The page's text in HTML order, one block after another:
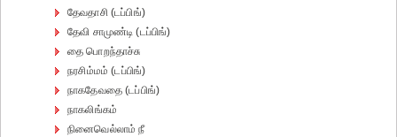
தேவதாசி (டப்பிங்)
தேவி சாமுண்டி (டப்பிங்)
தை பொறந்தாச்சு
நரசிம்மம் (டப்பிங்)
நாகதேவதை (டப்பிங்)
நாகலிங்கம்
நினைவெல்லாம் நீ